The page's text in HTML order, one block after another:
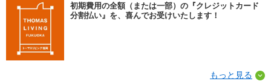
初期費用の全額（または一部）の『クレジットカード
分割払い』を、喜んでお受けいたします！
もっと見る